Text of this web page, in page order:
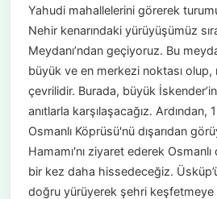
Yahudi mahallelerini görerek
Nehir kenarındaki yürüyüşümüz
Meydanı’ndan geçiyoruz. Bu
büyük ve en merkezi noktası olup,
çevrilidir. Burada, büyük
anıtlarla karşılaşacağız. Ardından,
Osmanlı Köprüsü'nü dışarıdan
Hamamı'nı ziyaret ederek Osmanlı
bir kez daha hissedeceğiz.
doğru yürüyerek şehri